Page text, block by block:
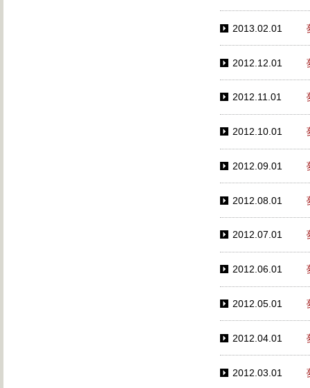
2013.02.01
2012.12.01
2012.11.01
2012.10.01
2012.09.01
2012.08.01
2012.07.01
2012.06.01
2012.05.01
2012.04.01
2012.03.01